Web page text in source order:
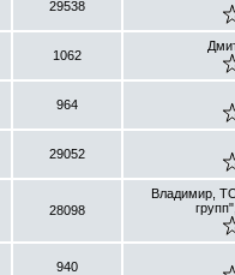
29538
1062
964
29052
28098
Владимир,
940